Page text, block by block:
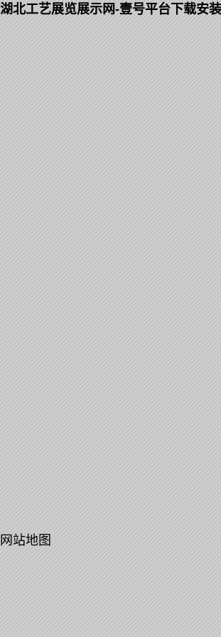
湖北工艺展览展示网-壹号平台下载安装
网站地图